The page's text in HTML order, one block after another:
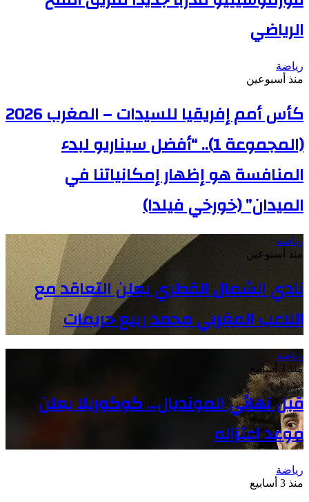
الرياضي
رياضة
منذ أسبوعين
كأس أمم إفريقيا للسيدات – المغرب 2026
(المجموعة 1).. “أفضل سيناريو لبدء
المنافسة هو إظهار إمكانياتنا في
الميدان” (خورخي فيلدا)
رياضة
منذ أسبوعين
نادي الشمال القطري يعلن التعاقد مع
اللاعب المغربي محمد ربيع حريمات
رياضة
منذ 3 أسابيع
قبل نهائي المونديال… كوكوريلا يعلن
موعد اعتزاله
رياضة
منذ 3 أسابيع